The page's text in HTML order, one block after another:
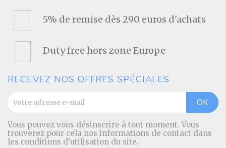
5% de remise dès 290 euros d'achats
Duty free hors zone Europe
RECEVEZ NOS OFFRES SPÉCIALES
Vous pouvez vous désinscrire à tout moment. Vous
trouverez pour cela nos informations de contact dans
les conditions d'utilisation du site.